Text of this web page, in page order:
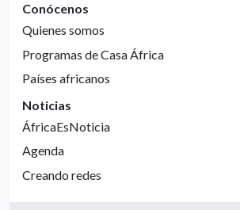
Conócenos
Quienes somos
Programas de Casa África
Países africanos
Noticias
ÁfricaEsNoticia
Agenda
Creando redes